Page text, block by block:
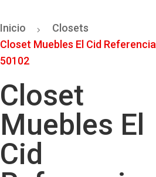
Inicio
Closets
Closet Muebles El Cid Referencia
50102
Closet
Muebles El
Cid